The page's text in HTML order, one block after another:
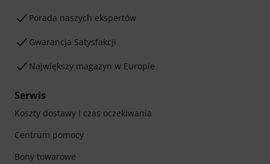
Porada naszych ekspertów
Gwarancja Satysfakcji
Największy magazyn w Europie
Serwis
Koszty dostawy i czas oczekiwania
Centrum pomocy
Bony towarowe